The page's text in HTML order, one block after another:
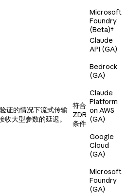
Microsoft
Foundry
(Beta)†
证的情况下流式传输
大型参数的延迟。
符合
ZDR
条件
Claude
API (GA)
Bedrock
(GA)
Claude
Platform
on AWS
(GA)
Google
Cloud
(GA)
Microsoft
Foundry
(GA)